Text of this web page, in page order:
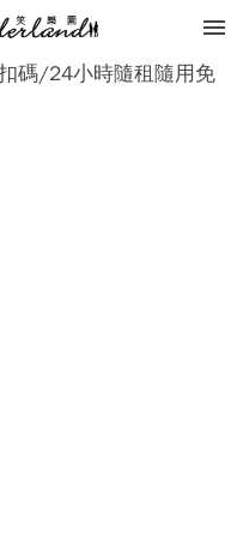
扣碼/24小時隨租隨用免